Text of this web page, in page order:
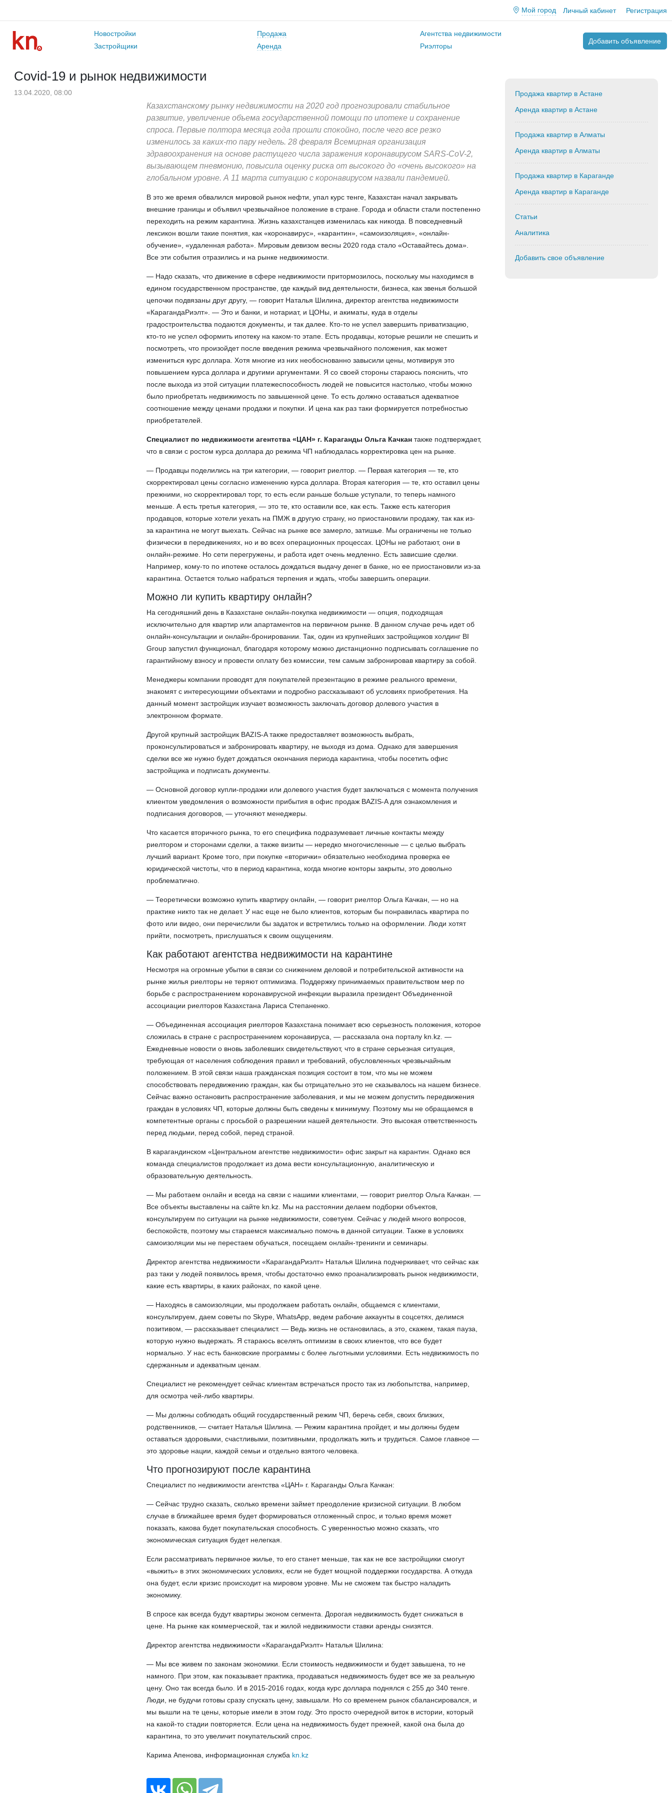
Мой город Личный кабинет Регистрация
Новостройки
Застройщики
Продажа
Аренда
Агентства недвижимости
Риэлторы
Добавить объявление
Covid-19 и рынок недвижимости
13.04.2020, 08:00
Казахстанскому рынку недвижимости на 2020 год прогнозировали стабильное
развитие, увеличение объема государственной помощи по ипотеке и сохранение
спроса. Первые полтора месяца года прошли спокойно, после чего все резко
изменилось за каких-то пару недель. 28 февраля Всемирная организация
здравоохранения на основе растущего числа заражения коронавирусом SARS-CoV-2,
вызывающем пневмонию, повысила оценку риска от высокого до «очень высокого» на
глобальном уровне. А 11 марта ситуацию с коронавирусом назвали пандемией.
В это же время обвалился мировой рынок нефти, упал курс тенге, Казахстан начал закрывать
внешние границы и объявил чрезвычайное положение в стране. Города и области стали постепенно
переходить на режим карантина. Жизнь казахстанцев изменилась как никогда. В повседневный
лексикон вошли такие понятия, как «коронавирус», «карантин», «самоизоляция», «онлайн-
обучение», «удаленная работа». Мировым девизом весны 2020 года стало «Оставайтесь дома».
Все эти события отразились и на рынке недвижимости.
— Надо сказать, что движение в сфере недвижимости притормозилось, поскольку мы находимся в
едином государственном пространстве, где каждый вид деятельности, бизнеса, как звенья большой
цепочки подвязаны друг другу, — говорит Наталья Шилина, директор агентства недвижимости
«КарагандаРиэлт». — Это и банки, и нотариат, и ЦОНы, и акиматы, куда в отделы
градостроительства подаются документы, и так далее. Кто-то не успел завершить приватизацию,
кто-то не успел оформить ипотеку на каком-то этапе. Есть продавцы, которые решили не спешить и
посмотреть, что произойдет после введения режима чрезвычайного положения, как может
измениться курс доллара. Хотя многие из них необоснованно завысили цены, мотивируя это
повышением курса доллара и другими аргументами. Я со своей стороны стараюсь пояснить, что
после выхода из этой ситуации платежеспособность людей не повысится настолько, чтобы можно
было приобретать недвижимость по завышенной цене. То есть должно оставаться адекватное
соотношение между ценами продажи и покупки. И цена как раз таки формируется потребностью
приобретателей.
Специалист по недвижимости агентства «ЦАН» г. Караганды Ольга Качкан также подтверждает,
что в связи с ростом курса доллара до режима ЧП наблюдалась корректировка цен на рынке.
— Продавцы поделились на три категории, — говорит риелтор. — Первая категория — те, кто
скорректировал цены согласно изменению курса доллара. Вторая категория — те, кто оставил цены
прежними, но скорректировал торг, то есть если раньше больше уступали, то теперь намного
меньше. А есть третья категория, — это те, кто оставили все, как есть. Также есть категория
продавцов, которые хотели уехать на ПМЖ в другую страну, но приостановили продажу, так как из-
за карантина не могут выехать. Сейчас на рынке все замерло, затишье. Мы ограничены не только
физически в передвижениях, но и во всех операционных процессах. ЦОНы не работают, они в
онлайн-режиме. Но сети перегружены, и работа идет очень медленно. Есть зависшие сделки.
Например, кому-то по ипотеке осталось дождаться выдачу денег в банке, но ее приостановили из-за
карантина. Остается только набраться терпения и ждать, чтобы завершить операции.
Можно ли купить квартиру онлайн?
На сегодняшний день в Казахстане онлайн-покупка недвижимости — опция, подходящая
исключительно для квартир или апартаментов на первичном рынке. В данном случае речь идет об
онлайн-консультации и онлайн-бронировании. Так, один из крупнейших застройщиков холдинг BI
Group запустил функционал, благодаря которому можно дистанционно подписывать соглашение по
гарантийному взносу и провести оплату без комиссии, тем самым забронировав квартиру за собой.
Менеджеры компании проводят для покупателей презентацию в режиме реального времени,
знакомят с интересующими объектами и подробно рассказывают об условиях приобретения. На
данный момент застройщик изучает возможность заключать договор долевого участия в
электронном формате.
Другой крупный застройщик BAZIS-A также предоставляет возможность выбрать,
проконсультироваться и забронировать квартиру, не выходя из дома. Однако для завершения
сделки все же нужно будет дождаться окончания периода карантина, чтобы посетить офис
застройщика и подписать документы.
— Основной договор купли-продажи или долевого участия будет заключаться с момента получения
клиентом уведомления о возможности прибытия в офис продаж BAZIS-A для ознакомления и
подписания договоров, — уточняют менеджеры.
Что касается вторичного рынка, то его специфика подразумевает личные контакты между
риелтором и сторонами сделки, а также визиты — нередко многочисленные — с целью выбрать
лучший вариант. Кроме того, при покупке «вторички» обязательно необходима проверка ее
юридической чистоты, что в период карантина, когда многие конторы закрыты, это довольно
проблематично.
— Теоретически возможно купить квартиру онлайн, — говорит риелтор Ольга Качкан, — но на
практике никто так не делает. У нас еще не было клиентов, которым бы понравилась квартира по
фото или видео, они перечислили бы задаток и встретились только на оформлении. Люди хотят
прийти, посмотреть, прислушаться к своим ощущениям.
Как работают агентства недвижимости на карантине
Несмотря на огромные убытки в связи со снижением деловой и потребительской активности на
рынке жилья риелторы не теряют оптимизма. Поддержку принимаемых правительством мер по
борьбе с распространением коронавирусной инфекции выразила президент Объединенной
ассоциации риелторов Казахстана Лариса Степаненко.
— Объединенная ассоциация риелторов Казахстана понимает всю серьезность положения, которое
сложилась в стране с распространением коронавируса, — рассказала она порталу kn.kz. —
Ежедневные новости о вновь заболевших свидетельствуют, что в стране серьезная ситуация,
требующая от населения соблюдения правил и требований, обусловленных чрезвычайным
положением. В этой связи наша гражданская позиция состоит в том, что мы не можем
способствовать передвижению граждан, как бы отрицательно это не сказывалось на нашем бизнесе.
Сейчас важно остановить распространение заболевания, и мы не можем допустить передвижения
граждан в условиях ЧП, которые должны быть сведены к минимуму. Поэтому мы не обращаемся в
компетентные органы с просьбой о разрешении нашей деятельности. Это высокая ответственность
перед людьми, перед собой, перед страной.
В карагандинском «Центральном агентстве недвижимости» офис закрыт на карантин. Однако вся
команда специалистов продолжает из дома вести консультационную, аналитическую и
образовательную деятельность.
— Мы работаем онлайн и всегда на связи с нашими клиентами, — говорит риелтор Ольга Качкан. —
Все объекты выставлены на сайте kn.kz. Мы на расстоянии делаем подборки объектов,
консультируем по ситуации на рынке недвижимости, советуем. Сейчас у людей много вопросов,
беспокойств, поэтому мы стараемся максимально помочь в данной ситуации. Также в условиях
самоизоляции мы не перестаем обучаться, посещаем онлайн-тренинги и семинары.
Директор агентства недвижимости «КарагандаРиэлт» Наталья Шилина подчеркивает, что сейчас как
раз таки у людей появилось время, чтобы достаточно емко проанализировать рынок недвижимости,
какие есть квартиры, в каких районах, по какой цене.
— Находясь в самоизоляции, мы продолжаем работать онлайн, общаемся с клиентами,
консультируем, даем советы по Skype, WhatsApp, ведем рабочие аккаунты в соцсетях, делимся
позитивом, — рассказывает специалист. — Ведь жизнь не остановилась, а это, скажем, такая пауза,
которую нужно выдержать. Я стараюсь вселять оптимизм в своих клиентов, что все будет
нормально. У нас есть банковские программы с более льготными условиями. Есть недвижимость по
сдержанным и адекватным ценам.
Специалист не рекомендует сейчас клиентам встречаться просто так из любопытства, например,
для осмотра чей-либо квартиры.
— Мы должны соблюдать общий государственный режим ЧП, беречь себя, своих близких,
родственников, — считает Наталья Шилина. — Режим карантина пройдет, и мы должны будем
оставаться здоровыми, счастливыми, позитивными, продолжать жить и трудиться. Самое главное —
это здоровье нации, каждой семьи и отдельно взятого человека.
Что прогнозируют после карантина
Специалист по недвижимости агентства «ЦАН» г. Караганды Ольга Качкан:
— Сейчас трудно сказать, сколько времени займет преодоление кризисной ситуации. В любом
случае в ближайшее время будет формироваться отложенный спрос, и только время может
показать, какова будет покупательская способность. С уверенностью можно сказать, что
экономическая ситуация будет нелегкая.
Если рассматривать первичное жилье, то его станет меньше, так как не все застройщики смогут
«выжить» в этих экономических условиях, если не будет мощной поддержки государства. А откуда
она будет, если кризис происходит на мировом уровне. Мы не сможем так быстро наладить
экономику.
В спросе как всегда будут квартиры эконом сегмента. Дорогая недвижимость будет снижаться в
цене. На рынке как коммерческой, так и жилой недвижимости ставки аренды снизятся.
Директор агентства недвижимости «КарагандаРиэлт» Наталья Шилина:
— Мы все живем по законам экономики. Если стоимость недвижимости и будет завышена, то не
намного. При этом, как показывает практика, продаваться недвижимость будет все же за реальную
цену. Оно так всегда было. И в 2015-2016 годах, когда курс доллара поднялся с 255 до 340 тенге.
Люди, не будучи готовы сразу спускать цену, завышали. Но со временем рынок сбалансировался, и
мы вышли на те цены, которые имели в этом году. Это просто очередной виток в истории, который
на какой-то стадии повторяется. Если цена на недвижимость будет прежней, какой она была до
карантина, то это увеличит покупательский спрос.
Карима Апенова, информационная служба kn.kz
Продажа квартир в Астане
Аренда квартир в Астане
Продажа квартир в Алматы
Аренда квартир в Алматы
Продажа квартир в Караганде
Аренда квартир в Караганде
Статьи
Аналитика
Добавить свое объявление